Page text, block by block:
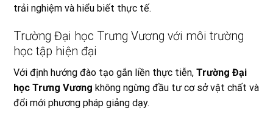
trải nghiệm và hiểu biết thực tế.
Trường Đại học Trưng Vương với môi trường
học tập hiện đại
Với định hướng đào tạo gắn liền thực tiễn, Trường Đại
học Trưng Vương không ngừng đầu tư cơ sở vật chất và
đổi mới phương pháp giảng dạy.